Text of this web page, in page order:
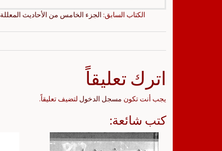
الكتاب السابق: الجزء الخامس من الأحاديث المعللة
اترك تعليقاً
يجب أنت تكون مسجل الدخول لتضيف تعليقاً.
كتب شائعة: